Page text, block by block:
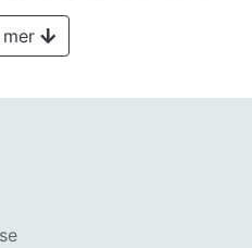
för de som vill ha klara,
Visste du att Kontorsmax